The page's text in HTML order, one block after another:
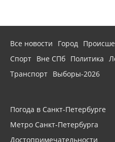
Все новости Город
Спорт Вне СПб Политика
Транспорт Выборы-2026
Погода в Санкт-Петербурге
Метро Санкт-Петербурга
Достопримечательности